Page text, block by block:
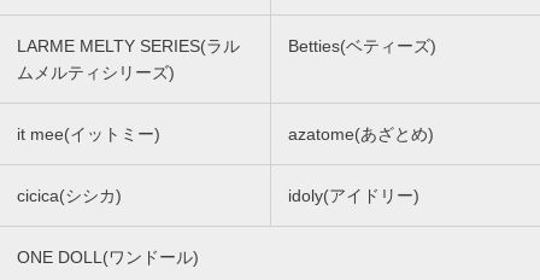
LARME MELTY SERIES(ラル
ムメルティシリーズ)
Betties(ベティーズ)
it mee(イットミー) azatome(あざとめ)
cicica(シシカ) idoly(アイドリー)
ONE DOLL(ワンドール)